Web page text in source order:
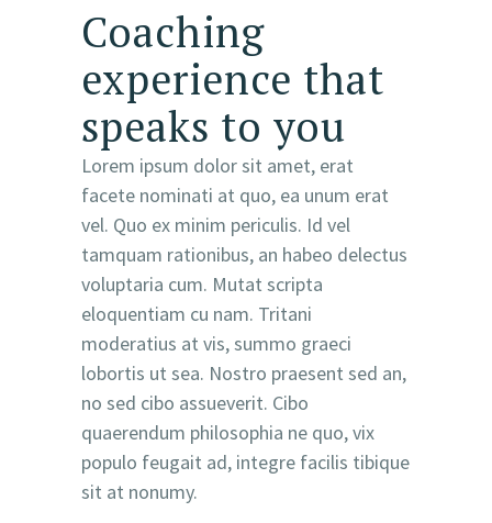
Coaching
experience that
speaks to you
Lorem ipsum dolor sit amet, erat
facete nominati at quo, ea unum erat
vel. Quo ex minim periculis. Id vel
tamquam rationibus, an habeo delectus
voluptaria cum. Mutat scripta
eloquentiam cu nam. Tritani
moderatius at vis, summo graeci
lobortis ut sea. Nostro praesent sed an,
no sed cibo assueverit. Cibo
quaerendum philosophia ne quo, vix
populo feugait ad, integre facilis tibique
sit at nonumy.